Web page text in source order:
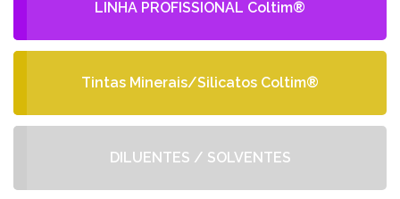
LINHA PROFISSIONAL Coltim®
Tintas Minerais/Silicatos Coltim®
DILUENTES / SOLVENTES